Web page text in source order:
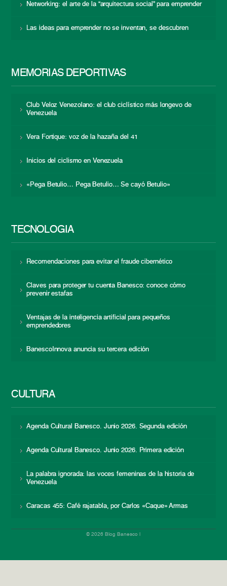
Networking: el arte de la “arquitectura social” para emprender
Las ideas para emprender no se inventan, se descubren
MEMORIAS DEPORTIVAS
Club Veloz Venezolano: el club ciclístico más longevo de
Venezuela
Vera Fortique: voz de la hazaña del 41
Inicios del ciclismo en Venezuela
«Pega Betulio… Pega Betulio… Se cayó Betulio»
TECNOLOGÍA
Recomendaciones para evitar el fraude cibernético
Claves para proteger tu cuenta Banesco: conoce cómo
prevenir estafas
Ventajas de la inteligencia artificial para pequeños
emprendedores
BanescoInnova anuncia su tercera edición
CULTURA
Agenda Cultural Banesco. Junio 2026. Segunda edición
Agenda Cultural Banesco. Junio 2026. Primera edición
La palabra ignorada: las voces femeninas de la historia de
Venezuela
Caracas 455: Café rajatabla, por Carlos «Caque» Armas
© 2026 Blog Banesco |